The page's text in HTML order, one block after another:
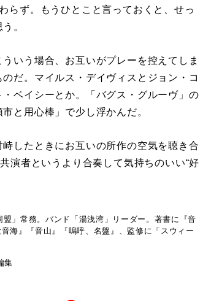
らず。もうひとこと言っておくと、せっ
。
いう場合、お互いがプレーを控えてしま
だ。マイルス・デイヴィスとジョン・コ
ベイシーとか。「バグス・グルーヴ」の
と用心棒」で少し浮かんだ。
したときにお互いの所作の空気を聴き合
演者というより合奏して気持ちのいい“好
」常務。バンド「湯浅湾」リーダー。著書に『音
海』『音山』『嗚呼、名盤』、監修に「スウィー
集